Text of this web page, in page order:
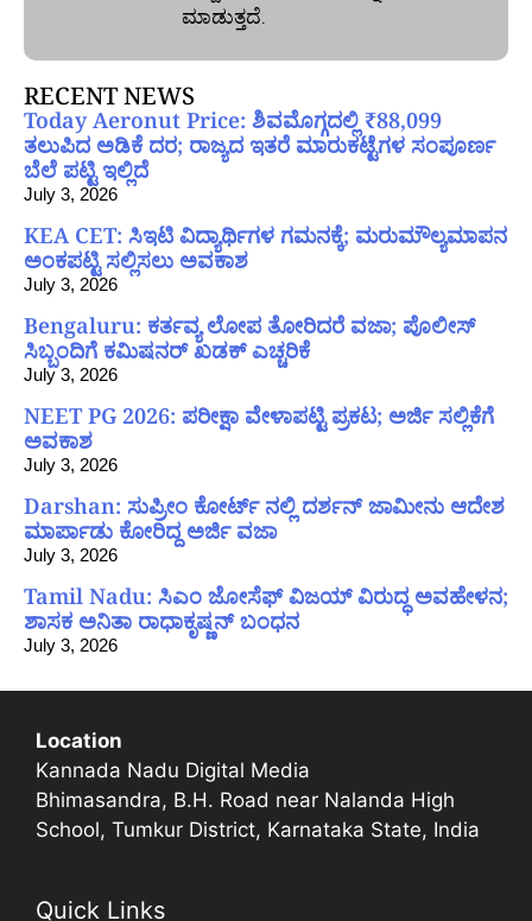
ಮಾಡುತ್ತದೆ.
RECENT NEWS
Today Aeronut Price: ಶಿವಮೊಗ್ಗದಲ್ಲಿ ₹88,099
ತಲುಪಿದ ಅಡಿಕೆ ದರ; ರಾಜ್ಯದ ಇತರೆ ಮಾರುಕಟ್ಟೆಗಳ ಸಂಪೂರ್ಣ
ಬೆಲೆ ಪಟ್ಟಿ ಇಲ್ಲಿದೆ
July 3, 2026
KEA CET: ಸಿಇಟಿ ವಿದ್ಯಾರ್ಥಿಗಳ ಗಮನಕ್ಕೆ; ಮರುಮೌಲ್ಯಮಾಪನ
ಅಂಕಪಟ್ಟಿ ಸಲ್ಲಿಸಲು ಅವಕಾಶ
July 3, 2026
Bengaluru: ಕರ್ತವ್ಯ ಲೋಪ ತೋರಿದರೆ ವಜಾ; ಪೊಲೀಸ್
ಸಿಬ್ಬಂದಿಗೆ ಕಮಿಷನರ್ ಖಡಕ್ ಎಚ್ಚರಿಕೆ
July 3, 2026
NEET PG 2026: ಪರೀಕ್ಷಾ ವೇಳಾಪಟ್ಟಿ ಪ್ರಕಟ; ಅರ್ಜಿ ಸಲ್ಲಿಕೆಗೆ
ಅವಕಾಶ
July 3, 2026
Darshan: ಸುಪ್ರೀಂ ಕೋರ್ಟ್ ನಲ್ಲಿ ದರ್ಶನ್ ಜಾಮೀನು ಆದೇಶ
ಮಾರ್ಪಾಡು ಕೋರಿದ್ದ ಅರ್ಜಿ ವಜಾ
July 3, 2026
Tamil Nadu: ಸಿಎಂ ಜೋಸೆಫ್ ವಿಜಯ್ ವಿರುದ್ಧ ಅವಹೇಳನ;
ಶಾಸಕ ಅನಿತಾ ರಾಧಾಕೃಷ್ಣನ್ ಬಂಧನ
July 3, 2026
Location
Kannada Nadu Digital Media
Bhimasandra, B.H. Road near Nalanda High
School, Tumkur District, Karnataka State, India
Quick Links